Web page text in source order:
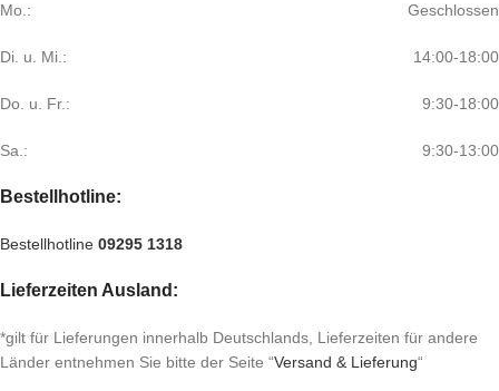
Mo.: Geschlossen
Di. u. Mi.: 14:00-18:00
Do. u. Fr.: 9:30-18:00
Sa.: 9:30-13:00
Bestellhotline:
Bestellhotline 09295 1318
Lieferzeiten Ausland:
*gilt für Lieferungen innerhalb Deutschlands, Lieferzeiten für andere
Länder entnehmen Sie bitte der Seite “Versand & Lieferung“